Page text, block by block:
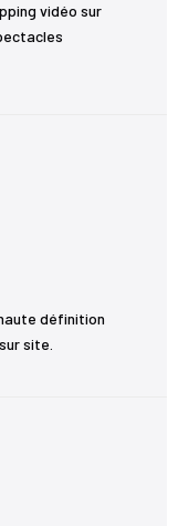
vidéo sur
définition
site.